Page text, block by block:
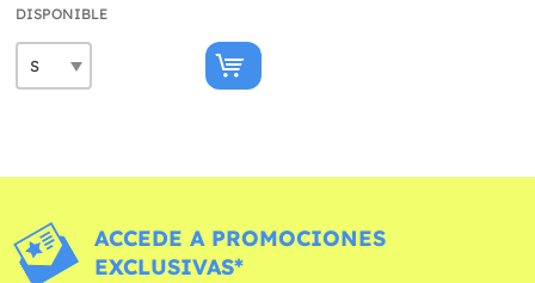
DISPONIBLE
ACCEDE A PROMOCIONES
EXCLUSIVAS*